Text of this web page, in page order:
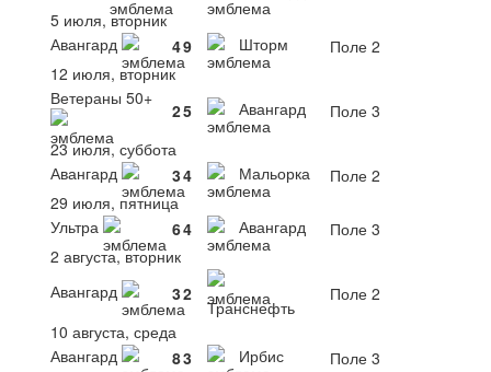
5 июля, вторник
Авангард
49 Шторм
Поле 2
12 июля, вторник
Ветераны 50+
25 Авангард
Поле 3
23 июля, суббота
Авангард
34 Мальорка
Поле 2
29 июля, пятница
Ультра
64 Авангард
Поле 3
2 августа, вторник
Авангард
32
Транснефть
Поле 2
10 августа, среда
Авангард
83 Ирбис
Поле 3